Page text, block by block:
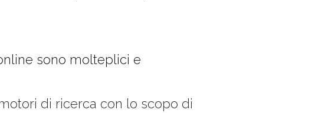
sono molteplici e
di ricerca con lo scopo di